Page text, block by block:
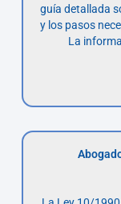
guía detallada
y los pasos
La